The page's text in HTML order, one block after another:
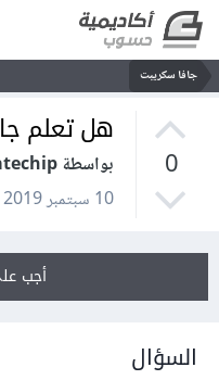
جافا سكريبت
0
هل تعلم
بواسطة Freshlybaked Chocolatechip
10 سبتمبر 2019
أجب
السؤال